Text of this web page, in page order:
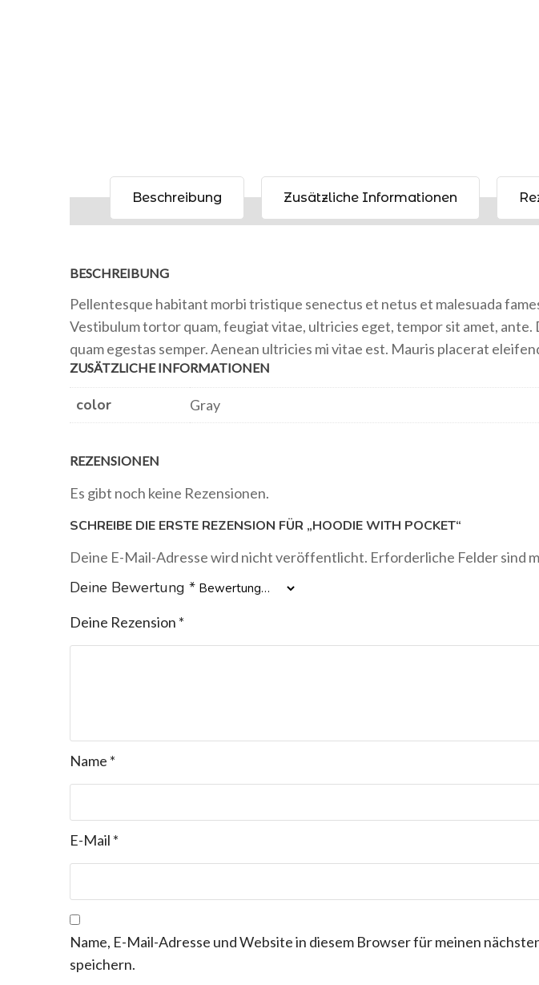
Beschreibung Zusätzliche Informationen
BESCHREIBUNG
Pellentesque habitant morbi tristique senectus et netus et malesuada
Vestibulum tortor quam, feugiat vitae, ultricies eget, tempor sit amet, ante.
quam egestas semper. Aenean ultricies mi vitae est. Mauris placerat
ZUSÄTZLICHE INFORMATIONEN
color Gray
REZENSIONEN
Es gibt noch keine Rezensionen.
SCHREIBE DIE ERSTE REZENSION FÜR „HOODIE WITH POCKET“
Deine E-Mail-Adresse wird nicht veröffentlicht. Erforderliche Felder sind
Deine Bewertung *
Deine Rezension *
Name *
E-Mail *
Name, E-Mail-Adresse und Website in diesem Browser für meinen
speichern.